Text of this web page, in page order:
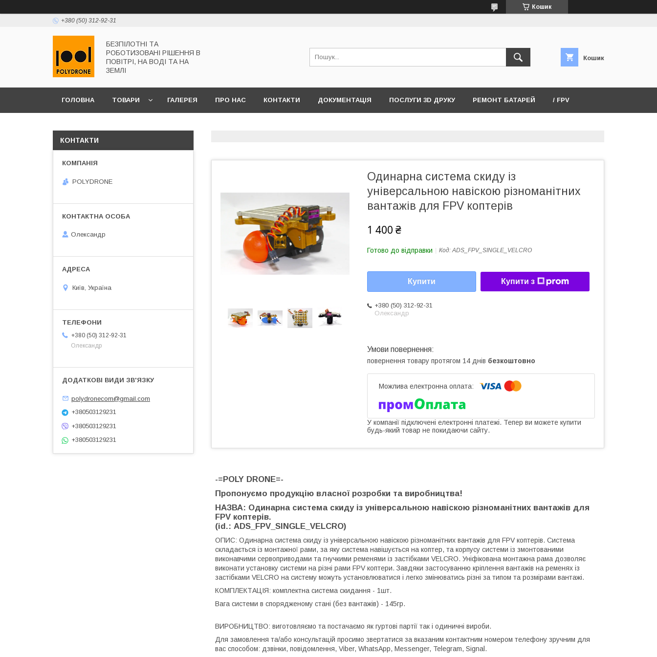
Кошик
+380 (50) 312-92-31
БЕЗПІЛОТНІ ТА
РОБОТИЗОВАНІ РІШЕННЯ В
ПОВІТРІ, НА ВОДІ ТА НА
ЗЕМЛІ
Кошик
ГОЛОВНА ТОВАРИ ГАЛЕРЕЯ ПРО НАС КОНТАКТИ ДОКУМЕНТАЦІЯ ПОСЛУГИ 3D ДРУКУ РЕМОНТ БАТАРЕЙ / FPV
Одинарна система скиду із
універсальною навіскою різноманітних
вантажів для FPV коптерів
1 400 ₴
Готово до відправки Код:ADS_FPV_SINGLE_VELCRO
Купити Купити з
+380 (50) 312-92-31
Олександр
повернення товару протягом 14 днів безкоштовно
У компанії підключені електронні платежі. Тепер ви можете купити
будь-який товар не покидаючи сайту.
-=POLY DRONE=-
Пропонуємо продукцію власної розробки та виробництва!
НАЗВА: Одинарна система скиду із універсальною навіскою різноманітних вантажів для
FPV коптерів.
(id.: ADS_FPV_SINGLE_VELCRO)
ОПИС: Одинарна система скиду із універсальною навіскою різноманітних вантажів для FPV коптерів. Система
складається із монтажної рами, за яку система навішується на коптер, та корпусу системи із змонтованими
виконавчими сервоприводами та гнучкими ременями із застібками VELCRO. Уніфікована монтажна рама дозволяє
виконати установку системи на різні рами FPV коптери. Завдяки застосуванню кріплення вантажів на ременях із
застібками VELCRO на систему можуть установлюватися і легко змінюватись різні за типом та розмірами вантажі.
КОМПЛЕКТАЦІЯ: комплектна система скидання - 1шт.
Вага системи в спорядженому стані (без вантажів) - 145гр.
ВИРОБНИЦТВО: виготовляємо та постачаємо як гуртові партії так і одиничні вироби.
Для замовлення та/або консультацій просимо звертатися за вказаним контактним номером телефону зручним для
вас способом: дзвінки, повідомлення, Viber, WhatsApp, Messenger, Telegram, Signal.
КОНТАКТИ
POLYDRONE
Олександр
Київ, Україна
+380 (50) 312-92-31
Олександр
polydronecom@gmail.com
+380503129231
+380503129231
+380503129231